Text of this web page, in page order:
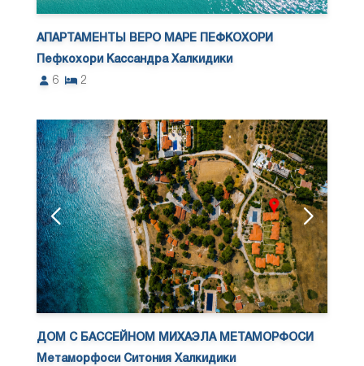
АПАРТАМЕНТЫ ВЕРО МАРЕ ПЕФКОХОРИ
Пефкохори Кассандра Халкидики
6
2
ДОМ С БАССЕЙНОМ МИХАЭЛА МЕТАМОРФОСИ
Метаморфоси Ситония Халкидики